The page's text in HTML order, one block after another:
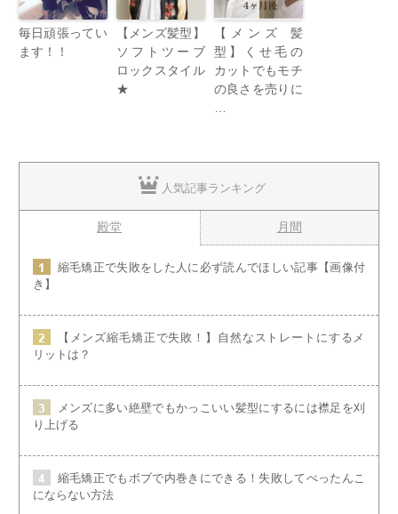
毎日頑張ってい
ます！！
【メンズ髪型】
ソフトツーブ
ロックスタイル
★
【メンズ 髪
型】くせ毛の
カットでもモチ
の良さを売りに
人気記事ランキング
殿堂 月間
縮毛矯正で失敗をした人に必ず読んでほしい記事【画像付
き】
【メンズ縮毛矯正で失敗！】自然なストレートにするメ
リットは？
メンズに多い絶壁でもかっこいい髪型にするには襟足を刈
り上げる
縮毛矯正でもボブで内巻きにできる！失敗してぺったんこ
にならない方法